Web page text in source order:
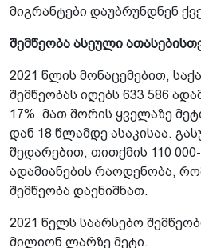
მიგრანტები დაუბრუნდნენ
შემწეობა ასეული
2021 წლის მონაცემებით,
შემწეობას იღებს 633 586
17%. მათ შორის ყველაზე
დან 18 წლამდე ასაკისაა.
შედარებით, თითქმის 110
ადამიანების რაოდენობა,
შემწეობა დაენიშნათ.
2021 წელს საარსებო
მილიონ ლარზე მეტი.